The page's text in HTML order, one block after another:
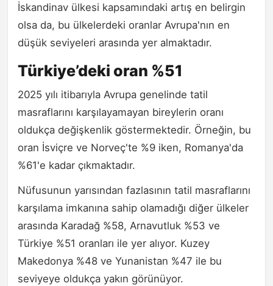
İskandinav ülkesi kapsamındaki artış en belirgin
olsa da, bu ülkelerdeki oranlar Avrupa'nın en
düşük seviyeleri arasında yer almaktadır.
Türkiye’deki oran %51
2025 yılı itibarıyla Avrupa genelinde tatil
masraflarını karşılayamayan bireylerin oranı
oldukça değişkenlik göstermektedir. Örneğin, bu
oran İsviçre ve Norveç'te %9 iken, Romanya'da
%61'e kadar çıkmaktadır.
Nüfusunun yarısından fazlasının tatil masraflarını
karşılama imkanına sahip olamadığı diğer ülkeler
arasında Karadağ %58, Arnavutluk %53 ve
Türkiye %51 oranları ile yer alıyor. Kuzey
Makedonya %48 ve Yunanistan %47 ile bu
seviyeye oldukça yakın görünüyor.